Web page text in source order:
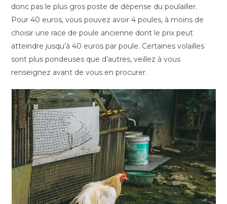
donc pas le plus gros poste de dépense du poulailler.
Pour 40 euros, vous pouvez avoir 4 poules, à moins de
choisir une race de poule ancienne dont le prix peut
atteindre jusqu’à 40 euros par poule. Certaines volailles
sont plus pondeuses que d’autres, veillez à vous
renseignez avant de vous en procurer.